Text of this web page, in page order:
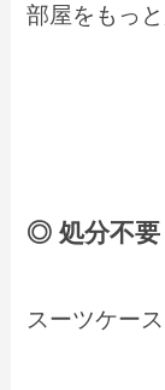
部屋をもっ
◎ 処分不要
スーツケー